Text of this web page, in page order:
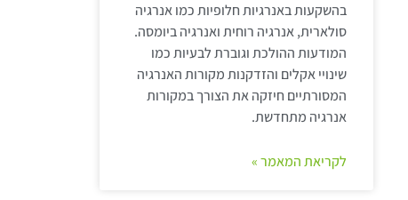
בהשקעות באנרגיות חלופיות כמו אנרגיה
סולארית, אנרגיה רוחית ואנרגיה ביומסה.
המודעות ההולכת וגוברת לבעיות כמו
שינויי אקלים והזדקנות מקורות האנרגיה
המסורתיים חיזקה את הצורך במקורות
אנרגיה מתחדשת.
לקריאת המאמר »